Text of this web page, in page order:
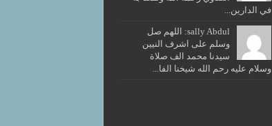
في الدارين...
sally Abdul: اللهم صل
وسلم على اشرف النيين
سيدنا محمد الف صلاة
وسلام عليه رحم الله شيخنا الفا...